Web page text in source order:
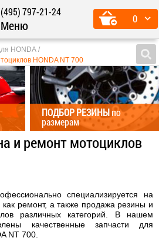
797-21-24
0
HONDA
HONDA NT 700
ПОДБОР РЕЗИНЫпо
размерам
и ремонт мотоциклов
специализируется на
как ремонт, а также продажа резины и
различных категорий. В нашем
качественные запчасти для
NT 700.